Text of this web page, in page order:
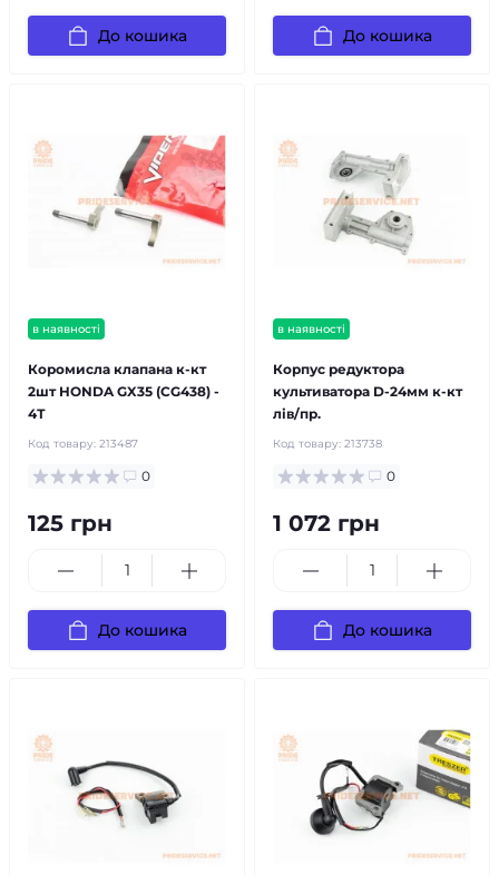
До кошика До кошика
в наявності
Коромисла клапана к-кт
2шт HONDA GX35 (CG438) -
4Т
Код товару: 213487
0
125 грн
До кошика
в наявності
Корпус редуктора
культиватора D-24мм к-кт
лів/пр.
Код товару: 213738
0
1 072 грн
До кошика